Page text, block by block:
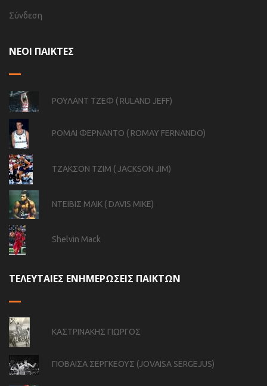
Σύνδεση
ΝΕΟΙ ΠΑΙΚΤΕΣ
ΡΟΥΛΑΝΤ ΤΖΕΦ ( RULAND JEFF)
ΡΟΜΑΙ ΦΕΡΝΑΝΤΟ ( ROMAY FERNANDO)
ΤΖΑΚΣΟΝ ΤΖΙΜ ( JACKSON JIM)
ΝΤΕΙΒΙΣ ΜΑΙΚ ( DAVIS MIKE)
Shelvin Mack
ΤΕΛΕΥΤΑΙΕΣ ΕΝΗΜΕΡΩΣΕΙΣ ΠΑΙΚΤΩΝ
ΚΑΣΤΡΙΝΑΚΗΣ ΓΙΩΡΓΟΣ
ΓΙΟΒΑΙΣΑ ΣΕΡΓΚΕΟΥΣ (JOVAISA SERGEJUS)